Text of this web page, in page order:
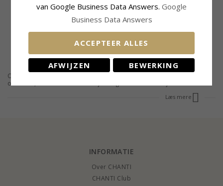
39,-
Oorbellen met rozen voor vrouwen. Bent u op zoek naar een nieuw paar
oorbellen, onze rose oorbellen zijn een goede keuze. Ze zijn modern en
Blader door de oorbellen, zal je oorbellen in vele vormen, materialen en
Læs mere
INFORMATIE
Over CHANTI
CHANTI Club
van Google Business Data Answers. Google
Business Data Answers
ACCEPTEER ALLES
AFWIJZEN BEWERKING